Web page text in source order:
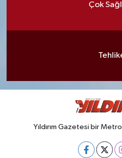
Çok
Yıldırım Gazetesi bir